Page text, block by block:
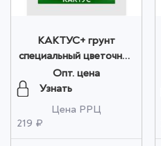
КАКТУС+ грунт
специальный цветочный
2,5 л Сад Чудес оптом
Опт. цена
Узнать
Цена РРЦ
219 ₽